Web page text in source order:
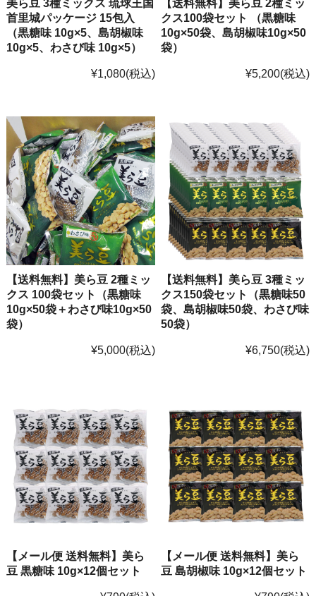
美ら豆 3種ミックス 琉球王国
首里城パッケージ 15包入
（黒糖味 10g×5、島胡椒味
10g×5、わさび味 10g×5）
¥1,080(税込)
【送料無料】美ら豆 2種ミッ
クス100袋セット （黒糖味
10g×50袋、島胡椒味10g×50
袋）
¥5,200(税込)
【送料無料】美ら豆 2種ミッ
クス 100袋セット（黒糖味
10g×50袋＋わさび味10g×50
袋）
¥5,000(税込)
【送料無料】美ら豆 3種ミッ
クス150袋セット（黒糖味50
袋、島胡椒味50袋、わさび味
50袋）
¥6,750(税込)
【メール便 送料無料】美ら
豆 黒糖味 10g×12個セット
【メール便 送料無料】美ら
豆 島胡椒味 10g×12個セット